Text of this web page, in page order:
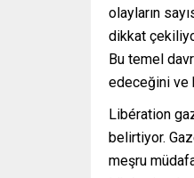
olayların
dikkat
Bu temel
edeceğini ve
Libération
belirtiyor.
meşru